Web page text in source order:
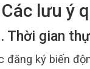
lưu ý
Thời gian
đăng ký biến